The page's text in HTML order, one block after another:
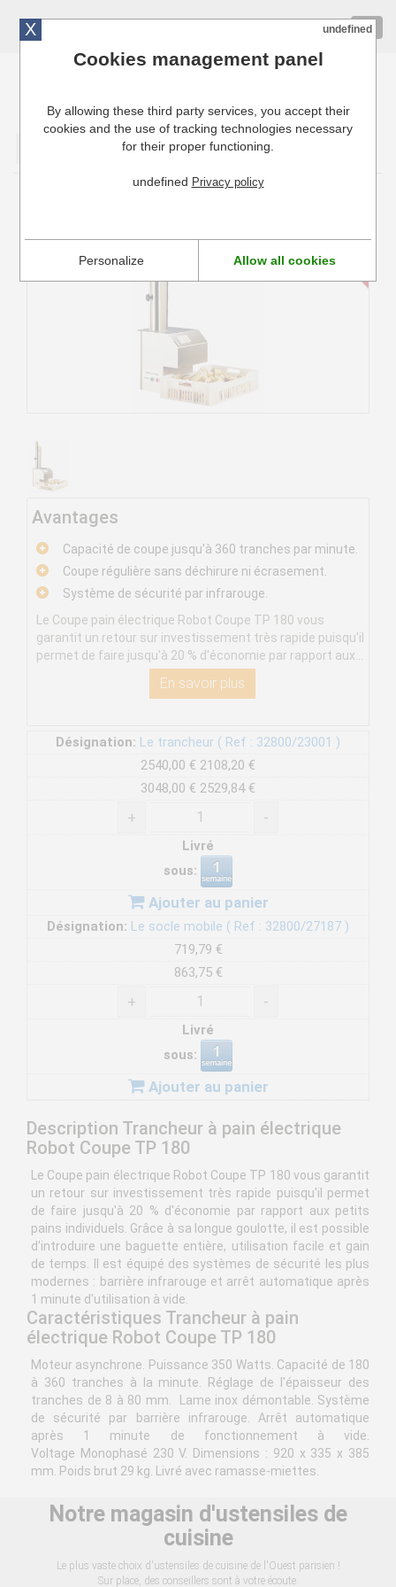
Cuisinresto: Ustensiles de cuisine pour professionnels
Avantages
Capacité de coupe jusqu'à 360 tranches par minute.
Coupe régulière sans déchirure ni écrasement.
Système de sécurité par infrarouge.
Le Coupe pain électrique Robot Coupe TP 180 vous
garantit un retour sur investissement très rapide puisqu'il
permet de faire jusqu'à 20 % d'économie par rapport aux...
En savoir plus
Désignation: Le trancheur ( Ref : 32800/23001 )
2540,00 € 2108,20 €
3048,00 € 2529,84 €
+ -
Livré
sous:
Ajouter au panier
Désignation: Le socle mobile ( Ref : 32800/27187 )
719,79 €
863,75 €
+ -
Livré
sous:
Ajouter au panier
Description Trancheur à pain électrique
Robot Coupe TP 180
Le Coupe pain électrique Robot Coupe TP 180 vous garantit
un retour sur investissement très rapide puisqu'il permet
de faire jusqu'à 20 % d'économie par rapport aux petits
pains individuels. Grâce à sa longue goulotte, il est possible
d'introduire une baguette entière, utilisation facile et gain
de temps. Il est équipé des systèmes de sécurité les plus
modernes : barrière infrarouge et arrêt automatique après
1 minute d'utilisation à vide.
Caractéristiques Trancheur à pain
électrique Robot Coupe TP 180
Moteur asynchrone. Puissance 350 Watts. Capacité de 180
à 360 tranches à la minute. Réglage de l'épaisseur des
tranches de 8 à 80 mm. Lame inox démontable. Système
de sécurité par barrière infrarouge. Arrêt automatique
après 1 minute de fonctionnement à vide.
Voltage Monophasé 230 V. Dimensions : 920 x 335 x 385
mm. Poids brut 29 kg. Livré avec ramasse-miettes.
Notre magasin d'ustensiles de
cuisine
Le plus vaste choix d'ustensiles de cuisine de l'Ouest parisien !
Sur place, des conseillers sont à votre écoute.
X undefined
Cookies management panel
By allowing these third party services, you accept their
cookies and the use of tracking technologies necessary
for their proper functioning.
undefined Privacy policy
Personalize Allow all cookies